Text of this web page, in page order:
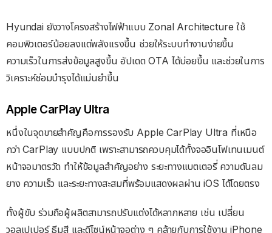
Hyundai ยังวางโครงสร้างไฟฟ้าแบบ Zonal Architecture ใช้
คอมพิวเตอร์น้อยลงแต่พลังแรงขึ้น ช่วยให้ระบบทำงานง่ายขึ้น
ความเร็วในการส่งข้อมูลสูงขึ้น อัปเดต OTA ได้บ่อยขึ้น และช่วยในการ
วิเคราะห์ซ่อมบำรุงได้แม่นยำขึ้น
Apple CarPlay Ultra
หนึ่งในจุดขายสำคัญคือการรองรับ Apple CarPlay Ultra ที่เหนือ
กว่า CarPlay แบบปกติ เพราะสามารถควบคุมได้ทั้งจออินโฟเทนเมนต์
หน้าจอมาตรวัด ทำให้ข้อมูลสำคัญอย่าง ระยะทางแบตเตอรี่ ความดันลม
ยาง ความเร็ว และระยะทางสะสมที่พร้อมแสดงผลผ่าน iOS ได้โดยตรง
ทั้งผู้ขับ ร่วมถือผู้ผลิตสามารถปรับแต่งได้หลากหลาย เช่น เปลี่ยน
วอลเปเปอร์ ธีมสี และดีไซน์หน้าจอต่าง ๆ คล้ายกับการใช้งาน iPhone